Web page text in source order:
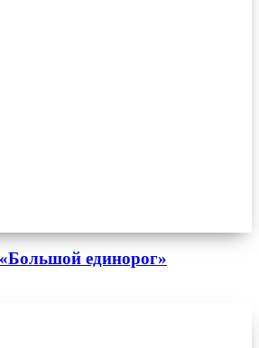
единорог»